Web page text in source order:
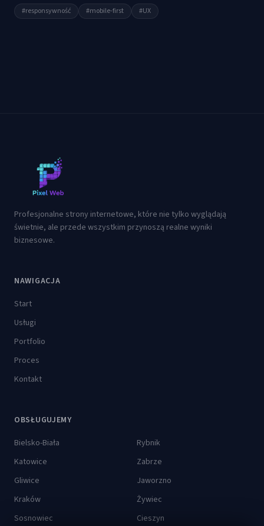
#responsywność #mobile-first #UX
Profesjonalne strony internetowe, które nie tylko wyglądają
świetnie, ale przede wszystkim przynoszą realne wyniki
biznesowe.
NAWIGACJA
Start
Usługi
Portfolio
Proces
Kontakt
OBSŁUGUJEMY
Bielsko-Biała
Katowice
Gliwice
Kraków
Sosnowiec
Rybnik
Zabrze
Jaworzno
Żywiec
Cieszyn